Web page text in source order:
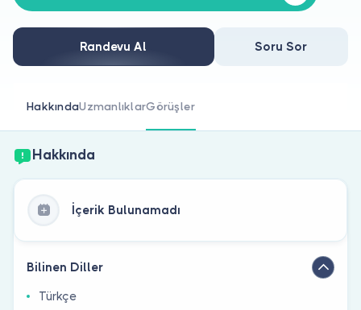
Doktor musunuz?
Randevu Al Soru Sor
HakkındaUzmanlıklarGörüşler
Hakkında
İçerik Bulunamadı
Bilinen Diller
Türkçe